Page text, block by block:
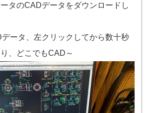
タのCADデータをダウンロードし
ータ、左クリックしてから数十秒
、どこでもCAD～